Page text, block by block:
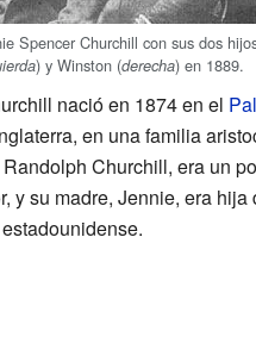
Spencer Churchill con sus dos
) y Winston (derecha) en 1889.
nació en 1874 en el
en una familia
Churchill, era un
y su madre, Jennie, era hija